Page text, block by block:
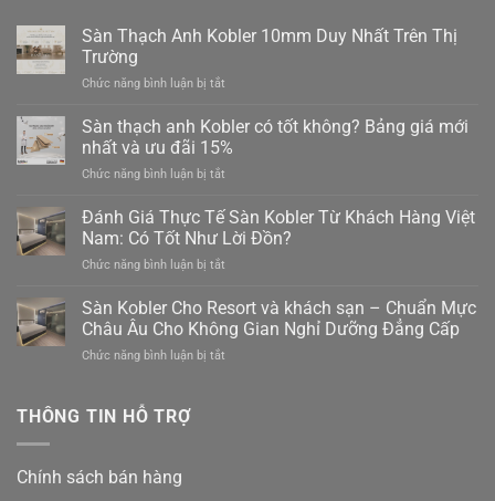
Sàn Thạch Anh Kobler 10mm Duy Nhất Trên Thị
Trường
Chức năng bình luận bị tắt
Thạch
Anh
Kobler
Nhất
Trên
Sàn thạch anh Kobler có tốt không? Bảng giá mới
nhất và ưu đãi 15%
Chức năng bình luận bị tắt
thạch
anh
Kobler
không?
Bảng
giá
Đánh Giá Thực Tế Sàn Kobler Từ Khách Hàng Việt
Nam: Có Tốt Như Lời Đồn?
Chức năng bình luận bị tắt
Giá
Thực
Tế
Sàn Kobler Cho Resort và khách sạn – Chuẩn Mực
Châu Âu Cho Không Gian Nghỉ Dưỡng Đẳng Cấp
Chức năng bình luận bị tắt
THÔNG TIN HỖ TRỢ
Chính sách bán hàng